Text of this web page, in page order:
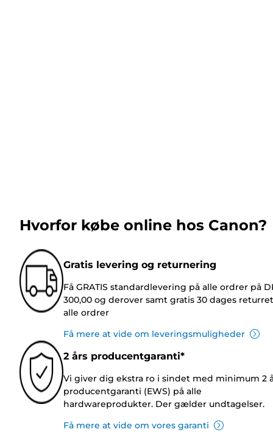
Hvorfor købe online hos Canon?
Gratis levering og returnering
Få GRATIS standardlevering på alle ordrer på
300,00 og derover samt gratis 30 dages
alle ordrer
Få mere at vide om leveringsmuligheder
2 års producentgaranti*
Vi giver dig ekstra ro i sindet med minimum 2
producentgaranti (EWS) på alle
hardwareprodukter. Der gælder undtagelser.
Få mere at vide om vores garanti